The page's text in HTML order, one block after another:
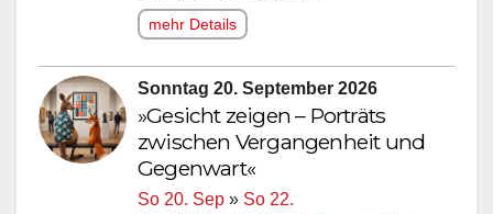
mehr Details
Sonntag 20. September 2026
»Gesicht zeigen – Porträts
zwischen Vergangenheit und
Gegenwart«
So 20. Sep » So 22.